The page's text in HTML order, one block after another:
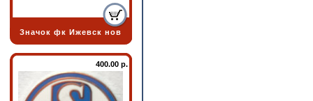
Значок фк Ижевск нов
400.00 р.